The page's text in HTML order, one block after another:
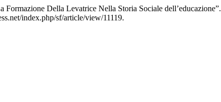
Della Levatrice Nella Storia Sociale dell’educazione”.
index.php/sf/article/view/11119.